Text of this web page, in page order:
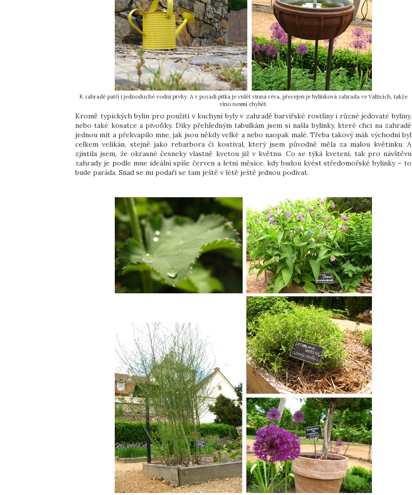
K zahradě patří i jednoduché vodní prvky. A v pozadí pítka je vidět vinná réva, přecejen je bylinková zahrada ve Valticích, takže
víno nesmí chybět.
Kromě typických bylin pro použití v kuchyni byly v zahradě barvířské rostliny i různé jedovaté byliny,
nebo také kosatce a pivoňky. Díky přehledným tabulkám jsem si našla bylinky, které chci na zahradě
jednou mít a překvapilo mne, jak jsou někdy velké a nebo naopak malé. Třeba takový mák východní byl
celkem velikán, stejně jako rebarbora či kostival, který jsem původně měla za malou květinku. A
zjistila jsem, že okrasné česneky vlastně kvetou již v květnu. Co se týká kvetení, tak pro návštěvu
zahrady je podle mne ideální spíše červen a letní měsíce, kdy budou kvést středomořské bylinky – to
bude paráda. Snad se mi podaří se tam ještě v létě ještě jednou podívat.